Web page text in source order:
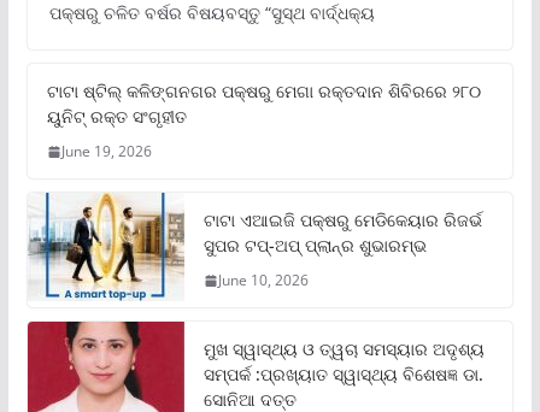
ପକ୍ଷରୁ ଚଳିତ ବର୍ଷର ବିଷୟବସ୍ତୁ “ସୁସ୍ଥ ବାର୍ଦ୍ଧକ୍ୟ
ଟାଟା ଷ୍ଟିଲ୍‌ କଳିଙ୍ଗନଗର ପକ୍ଷରୁ ମେଗା ରକ୍ତଦାନ ଶିବିରରେ ୨୮୦
ୟୁନିଟ୍‌ ରକ୍ତ ସଂଗୃହୀତ
June 19, 2026
ଟାଟା ଏଆଇଜି ପକ୍ଷରୁ ମେଡିକେୟାର ରିଜର୍ଭ
ସୁପର ଟପ୍‌-ଅପ୍ ପ୍ଲାନ୍‌ର ଶୁଭାରମ୍ଭ
June 10, 2026
ମୁଖ ସ୍ୱାସ୍ଥ୍ୟ ଓ ତ୍ୱଚା ସମସ୍ୟାର ଅଦୃଶ୍ୟ
ସମ୍ପର୍କ :ପ୍ରଖ୍ୟାତ ସ୍ୱାସ୍ଥ୍ୟ ବିଶେଷଜ୍ଞ ଡା.
ସୋନିଆ ଦତ୍ତ